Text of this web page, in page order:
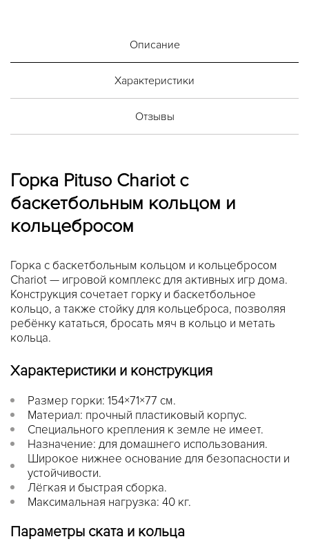
Описание
Характеристики
Отзывы
Горка Pituso Chariot с
баскетбольным кольцом и
кольцебросом
Горка с баскетбольным кольцом и кольцебросом
Chariot — игровой комплекс для активных игр дома.
Конструкция сочетает горку и баскетбольное
кольцо, а также стойку для кольцеброса, позволяя
ребёнку кататься, бросать мяч в кольцо и метать
кольца.
Характеристики и конструкция
Размер горки: 154×71×77 см.
Материал: прочный пластиковый корпус.
Специального крепления к земле не имеет.
Назначение: для домашнего использования.
Широкое нижнее основание для безопасности и
устойчивости.
Лёгкая и быстрая сборка.
Максимальная нагрузка: 40 кг.
Параметры ската и кольца